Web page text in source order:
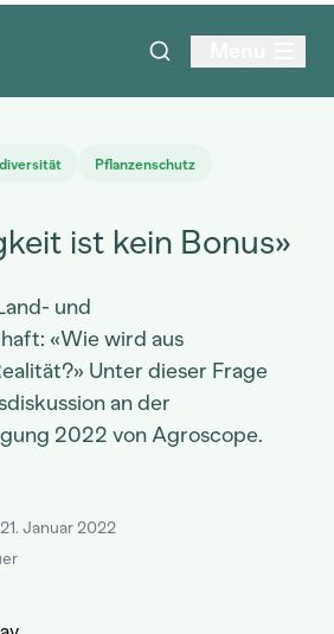
Pflanzenschutz
ist kein Bonus»
und
«Wie wird aus
Unter dieser Frage
an der
2022 von Agroscope.
Januar 2022